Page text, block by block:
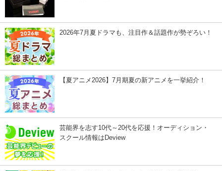
2026年7月夏ドラマも、注目作＆話題作が勢ぞろい！
【夏アニメ2026】7月期夏の新アニメを一挙紹介！
芸能界を志す10代～20代を応援！オーディション・
スクール情報はDeview